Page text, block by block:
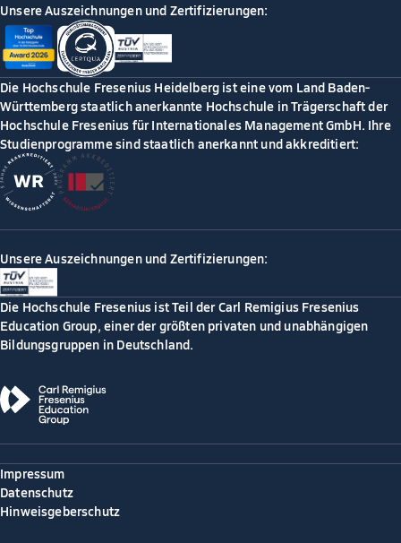
Unsere Auszeichnungen und Zertifizierungen:
Die Hochschule Fresenius Heidelberg ist eine vom Land Baden-
Württemberg staatlich anerkannte Hochschule in Trägerschaft der
Hochschule Fresenius für Internationales Management GmbH. Ihre
Studienprogramme sind staatlich anerkannt und akkreditiert:
Unsere Auszeichnungen und Zertifizierungen:
Die Hochschule Fresenius ist Teil der Carl Remigius Fresenius
Education Group, einer der größten privaten und unabhängigen
Bildungsgruppen in Deutschland.
Impressum
Datenschutz
Hinweisgeberschutz